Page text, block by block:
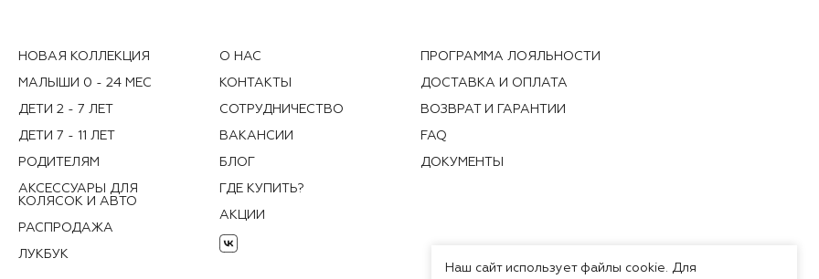
НОВАЯ КОЛЛЕКЦИЯ
МАЛЫШИ 0 - 24 МЕС
ДЕТИ 2 - 7 ЛЕТ
ДЕТИ 7 - 11 ЛЕТ
РОДИТЕЛЯМ
АКСЕССУАРЫ ДЛЯ
КОЛЯСОК И АВТО
РАСПРОДАЖА
ЛУКБУК
О НАС
КОНТАКТЫ
СОТРУДНИЧЕСТВО
ВАКАНСИИ
БЛОГ
ГДЕ КУПИТЬ?
АКЦИИ
ПРОГРАММА ЛОЯЛЬНОСТИ
ДОСТАВКА И ОПЛАТА
ВОЗВРАТ И ГАРАНТИИ
FAQ
ДОКУМЕНТЫ
Наш сайт использует файлы cookie. Для